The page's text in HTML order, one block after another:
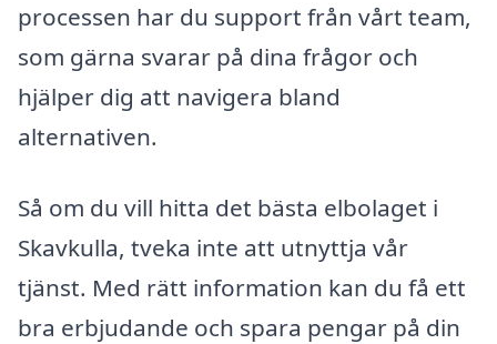
processen har du support från vårt team,
som gärna svarar på dina frågor och
hjälper dig att navigera bland
alternativen.
Så om du vill hitta det bästa elbolaget i
Skavkulla, tveka inte att utnyttja vår
tjänst. Med rätt information kan du få ett
bra erbjudande och spara pengar på din